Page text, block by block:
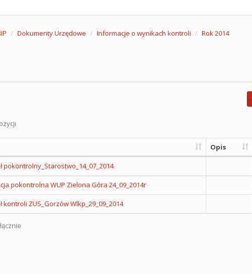
Dokumenty Urzędowe Informacje o wynikach kontroli Rok 2014
Opis
pokontrolny_Starostwo_14_07_2014
pokontrolna WUP Zielona Góra 24_09_2014r
kontroli ZUS_Gorzów Wlkp_29_09_2014